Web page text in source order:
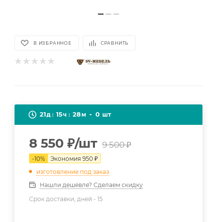
В ИЗБРАННОЕ СРАВНИТЬ
21д 15ч 28м 0 шт
8 550 ₽/шт 9 500₽
-10% Экономия 950 ₽
изготовление под заказ
Нашли дешевле? Сделаем скидку
Срок доставки, дней - 15